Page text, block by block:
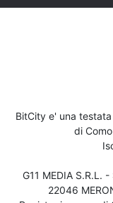
BitCity e' una
di
G11 MEDIA S.R.L.
22046